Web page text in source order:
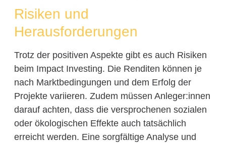
Risiken und
Herausforderungen
Trotz der positiven Aspekte gibt es auch Risiken
beim Impact Investing. Die Renditen können je
nach Marktbedingungen und dem Erfolg der
Projekte variieren. Zudem müssen Anleger:innen
darauf achten, dass die versprochenen sozialen
oder ökologischen Effekte auch tatsächlich
erreicht werden. Eine sorgfältige Analyse und